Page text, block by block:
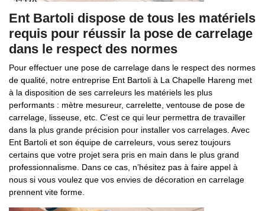
Ent Bartoli dispose de tous les matériels
requis pour réussir la pose de carrelage
dans le respect des normes
Pour effectuer une pose de carrelage dans le respect des normes
de qualité, notre entreprise Ent Bartoli à La Chapelle Hareng met
à la disposition de ses carreleurs les matériels les plus
performants : mètre mesureur, carrelette, ventouse de pose de
carrelage, lisseuse, etc. C’est ce qui leur permettra de travailler
dans la plus grande précision pour installer vos carrelages. Avec
Ent Bartoli et son équipe de carreleurs, vous serez toujours
certains que votre projet sera pris en main dans le plus grand
professionnalisme. Dans ce cas, n’hésitez pas à faire appel à
nous si vous voulez que vos envies de décoration en carrelage
prennent vite forme.